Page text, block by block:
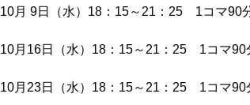
10月 9日（水）18：15～21：25 1コマ90
10月16日（水）18：15～21：25 1コマ90
10月23日（水）18：15～21：25 1コマ90